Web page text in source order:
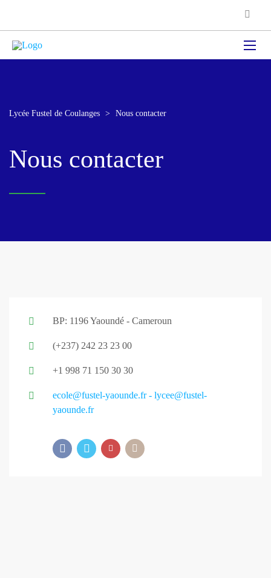
Lycée Fustel de Coulanges > Nous contacter
Nous contacter
BP: 1196 Yaoundé - Cameroun
(+237) 242 23 23 00
+1 998 71 150 30 30
ecole@fustel-yaounde.fr - lycee@fustel-
yaounde.fr